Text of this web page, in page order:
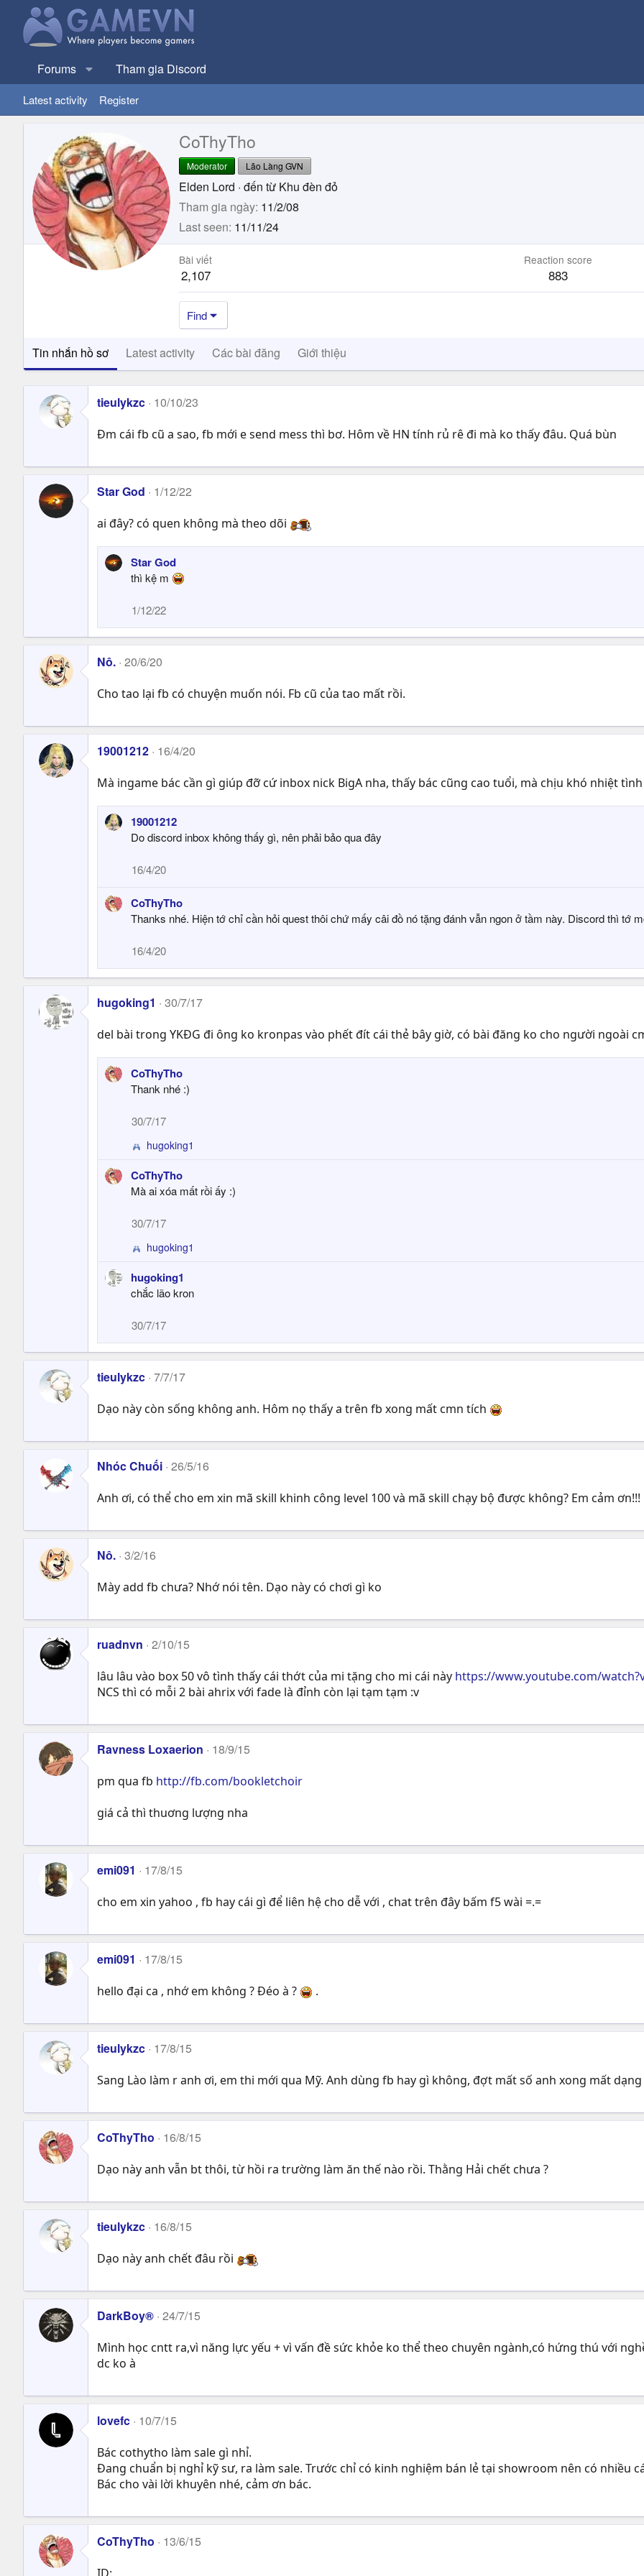
Forums Tham gia Discord
Latest activity Register
CoThyTho
Moderator Lão Làng GVN
Elden Lord · đến từ Khu đèn đỏ
Tham gia ngày 11/2/08
Last seen 11/11/24
Bài viết
2,107
Reaction score
883
Find
Tin nhắn hồ sơ Latest activity Các bài đăng Giới thiệu
tieulykzc 10/10/23
Đm cái fb cũ a sao, fb mới e send mess thì bơ. Hôm về HN tính rủ rê đi mà ko thấy đâu. Quá bùn
Star God 1/12/22
ai đây? có quen không mà theo dõi
Star God
thì kệ m
1/12/22
Nô. 20/6/20
Cho tao lại fb có chuyện muốn nói. Fb cũ của tao mất rồi.
19001212 16/4/20
Mà ingame bác cần gì giúp đỡ cứ inbox nick BigA nha, thấy bác cũng cao tuổi, mà chịu khó nhiệt
19001212
Do discord inbox không thấy gì, nên phải bảo qua đây
16/4/20
CoThyTho
Thanks nhé. Hiện tớ chỉ cần hỏi quest thôi chứ mấy câi đồ nó tặng đánh vẫn ngon ở tầm này. Discord thì tớ
16/4/20
hugoking1 30/7/17
del bài trong YKĐG đi ông ko kronpas vào phết đít cái thẻ bây giờ, có bài đăng ko cho người ngoài
CoThyTho
Thank nhé :)
30/7/17
R
a
c
o
n
:
hugoking1
CoThyTho
Mà ai xóa mất rồi ấy :)
30/7/17
R
a
c
o
n
s
:
hugoking1
hugoking1
chắc lão kron
30/7/17
tieulykzc 7/7/17
Dạo này còn sống không anh. Hôm nọ thấy a trên fb xong mất cmn tích
Nhóc Chuối 26/5/16
Anh ơi, có thể cho em xin mã skill khinh công level 100 và mã skill chạy bộ được không? Em cảm ơn!!!
Nô. 3/2/16
Mày add fb chưa? Nhớ nói tên. Dạo này có chơi gì ko
ruadnvn 2/10/15
lâu lâu vào box 50 vô tình thấy cái thớt của mi tặng cho mi cái này https://www.youtube.com/
NCS thì có mỗi 2 bài ahrix với fade là đỉnh còn lại tạm tạm :v
Ravness Loxaerion 18/9/15
pm qua fb http://fb.com/bookletchoir
giá cả thì thuơng lượng nha
emi091 17/8/15
cho em xin yahoo , fb hay cái gì để liên hệ cho dễ với , chat trên đây bấm f5 wài =.=
emi091 17/8/15
hello đại ca , nhớ em không ? Đéo à ? .
tieulykzc 17/8/15
Sang Lào làm r anh ơi, em thi mới qua Mỹ. Anh dùng fb hay gì không, đợt mất số anh xong mất dạng
CoThyTho 16/8/15
Dạo này anh vẫn bt thôi, từ hồi ra trường làm ăn thế nào rồi. Thằng Hải chết chưa ?
tieulykzc 16/8/15
Dạo này anh chết đâu rồi
DarkBoy® 24/7/15
Mình học cntt ra,vì năng lực yếu + vì vấn đề sức khỏe ko thể theo chuyên ngành,có hứng thú với
dc ko à
lovefc 10/7/15
Bác cothytho làm sale gì nhỉ.
Đang chuẩn bị nghỉ kỹ sư, ra làm sale. Trước chỉ có kinh nghiệm bán lẻ tại showroom nên có nhiều
Bác cho vài lời khuyên nhé, cảm ơn bác.
CoThyTho 13/6/15
ID: